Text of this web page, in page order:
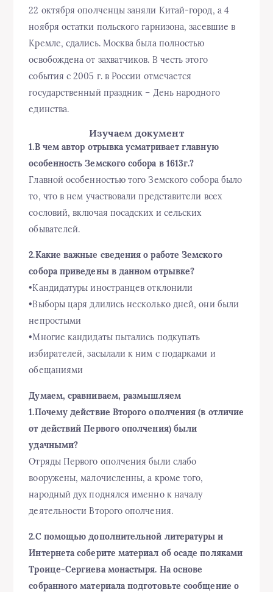
22 октября ополченцы заняли Китай-город, а 4
ноября остатки польского гарнизона, засевшие в
Кремле, сдались. Москва была полностью
освобождена от захватчиков. В честь этого
события с 2005 г. в России отмечается
государственный праздник – День народного
единства.
Изучаем документ
1.В чем автор отрывка усматривает главную
особенность Земского собора в 1613г.?
Главной особенностью того Земского собора было
то, что в нем участвовали представители всех
сословий, включая посадских и сельских
обывателей.
2.Какие важные сведения о работе Земского
собора приведены в данном отрывке?
•Кандидатуры иностранцев отклонили
•Выборы царя длились несколько дней, они были
непростыми
•Многие кандидаты пытались подкупать
избирателей, засылали к ним с подарками и
обещаниями
Думаем, сравниваем, размышляем
1.Почему действие Второго ополчения (в отличие
от действий Первого ополчения) были
удачными?
Отряды Первого ополчения были слабо
вооружены, малочисленны, а кроме того,
народный дух поднялся именно к началу
деятельности Второго ополчения.
2.С помощью дополнительной литературы и
Интернета соберите материал об осаде поляками
Троице-Сергиева монастыря. На основе
собранного материала подготовьте сообщение о